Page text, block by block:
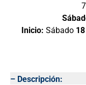
Inicio: Sábado 18
– Descripción: